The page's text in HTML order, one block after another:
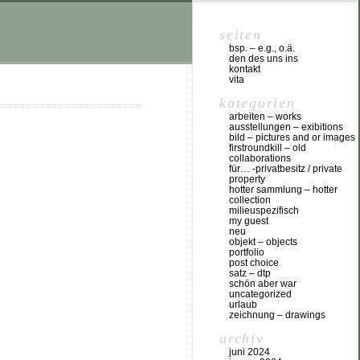
seiten
bsp. – e.g., o.ä.
den des uns ins
kontakt
vita
kategorien
arbeiten – works
ausstellungen – exibitions
bild – pictures and or images
firstroundkill – old
collaborations
für… -privatbesitz / private
property
hotter sammlung – hotter
collection
milieuspezifisch
my guest
neu
objekt – objects
portfolio
post choice
satz – dtp
schön aber war
uncategorized
urlaub
zeichnung – drawings
archiv
juni 2024